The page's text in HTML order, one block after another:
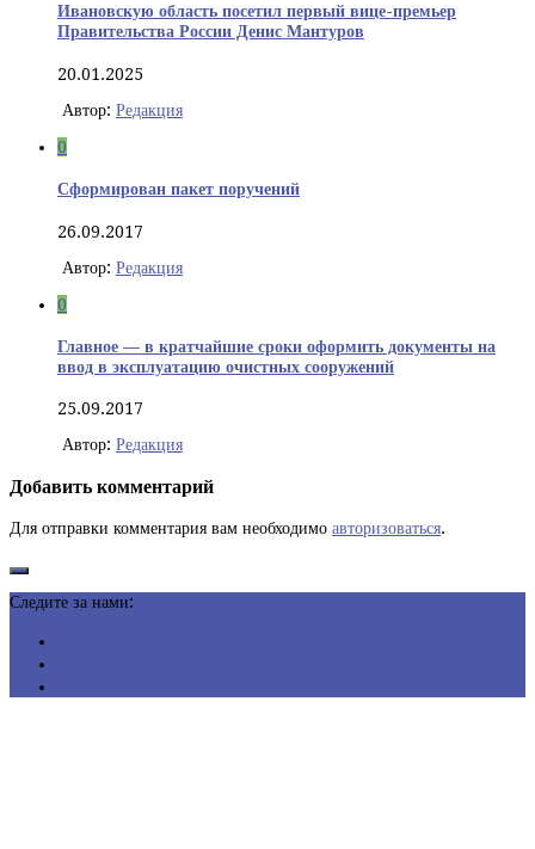
Ивановскую область посетил первый вице-премьер
Правительства России Денис Мантуров
20.01.2025
Автор: Редакция
0
Сформирован пакет поручений
26.09.2017
Автор: Редакция
0
Главное — в кратчайшие сроки оформить документы на
ввод в эксплуатацию очистных сооружений
25.09.2017
Автор: Редакция
Добавить комментарий
Для отправки комментария вам необходимо авторизоваться.
Следите за нами: